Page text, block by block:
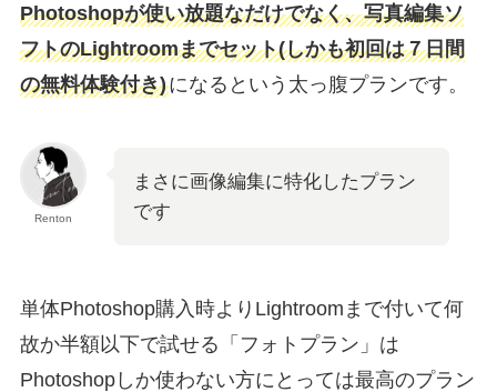
Photoshopが使い放題なだけでなく、写真編集ソ
フトのLightroomまでセット(しかも初回は７日間
の無料体験付き)になるという太っ腹プランです。
Renton
まさに画像編集に特化したプラン
です
単体Photoshop購入時よりLightroomまで付いて何
故か半額以下で試せる「フォトプラン」は
Photoshopしか使わない方にとっては最高のプラン